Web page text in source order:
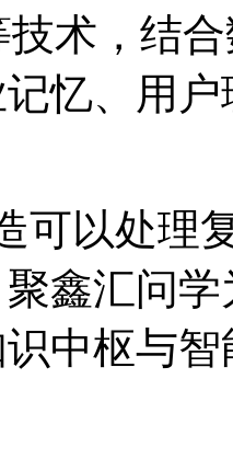
术，结
忆、
造可以处
，聚鑫汇
识中枢与